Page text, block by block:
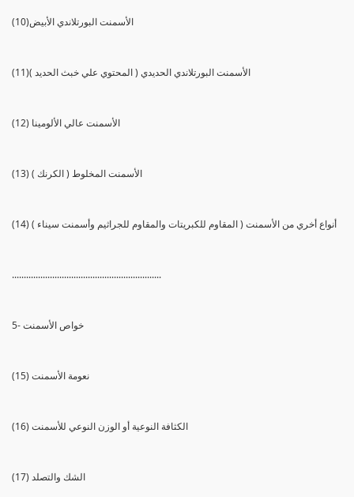
(10)الأسمنت البورتلاندي الأبيض
(11)الأسمنت البورتلاندي الحديدي ( المحتوي علي خبث الحديد )
(12) الأسمنت عالي الألومينا
(13) الأسمنت المخلوط ( الكرنك )
(14) أنواع أخري من الأسمنت ( المقاوم للكبريتات والمقاوم للجراثيم وأسمنت سيناء )
...............................................................
5- خواص الأسمنت
(15) نعومة الأسمنت
(16) الكثافة النوعية أو الوزن النوعي للأسمنت
(17) الشك والتصلد